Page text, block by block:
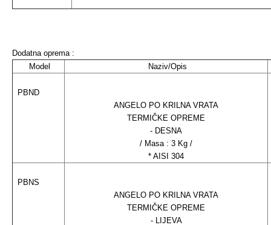
Dodatna oprema :
Model
Naziv/Opis
PBND
ANGELO PO KRILNA VRATA
TERMIČKE OPREME
- DESNA
/ Masa : 3 Kg /
* AISI 304
PBNS
ANGELO PO KRILNA VRATA
TERMIČKE OPREME
- LIJEVA